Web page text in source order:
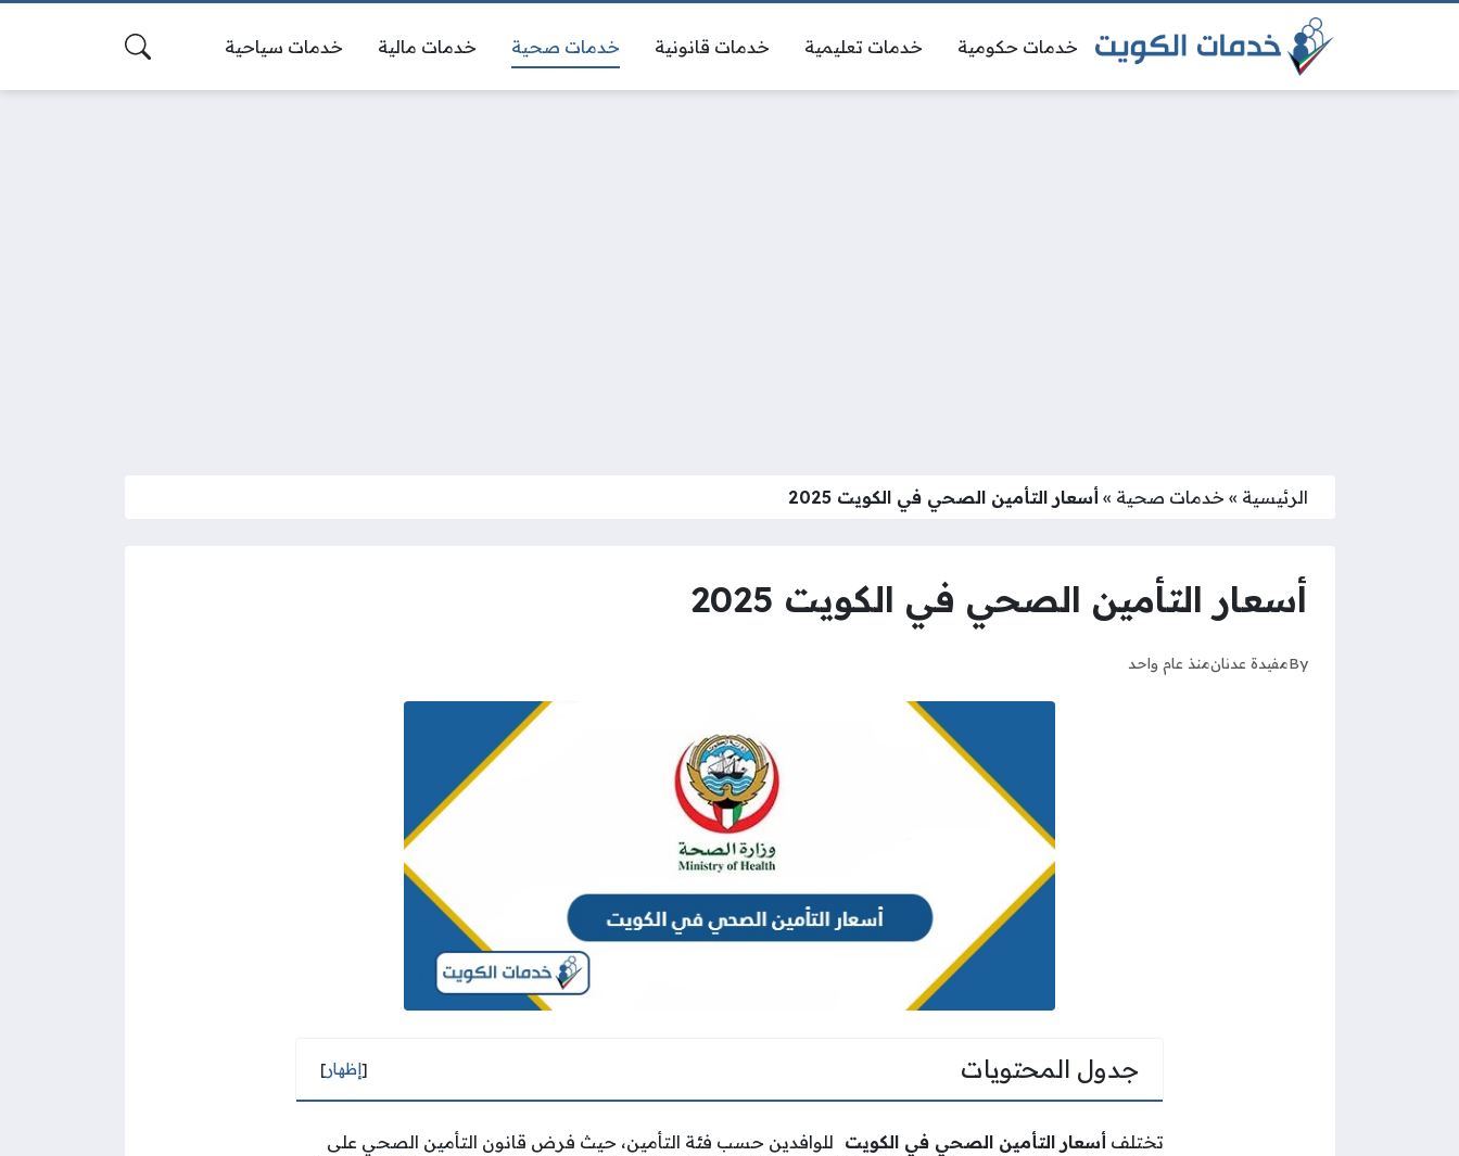
خدمات حكومية خدمات تعليمية خدمات قانونية خدمات صحية خدمات مالية خدمات سياحية
الرئيسية » خدمات صحية » أسعار التأمين الصحي في الكويت 2025
أسعار التأمين الصحي في الكويت 2025
Byمفيدة عدنانمنذ عام واحد
جدول المحتويات [إظهار]
تختلف أسعار التأمين الصحي في الكويت للوافدين حسب فئة التأمين، حيث فرض قانون التأمين الصحي على